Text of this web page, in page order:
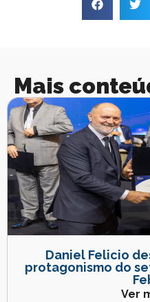
Mais
Daniel Felicio
protagonismo do
Ver